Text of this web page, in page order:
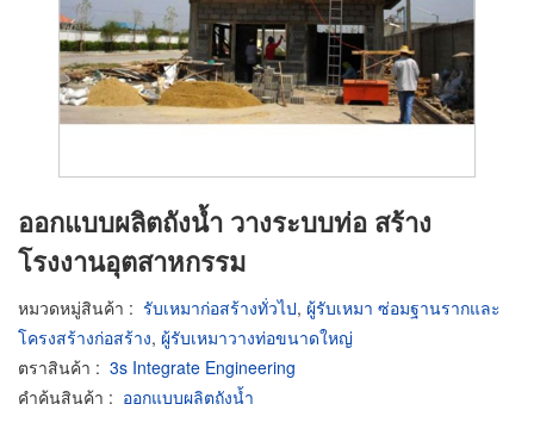
ออกแบบผลิตถังน้ำ วางระบบท่อ สร้าง
โรงงานอุตสาหกรรม
หมวดหมู่สินค้า : รับเหมาก่อสร้างทั่วไป, ผู้รับเหมา ซ่อมฐานรากและ
โครงสร้างก่อสร้าง, ผู้รับเหมาวางท่อขนาดใหญ่
ตราสินค้า : 3s Integrate Engineering
คำค้นสินค้า : ออกแบบผลิตถังน้ำ